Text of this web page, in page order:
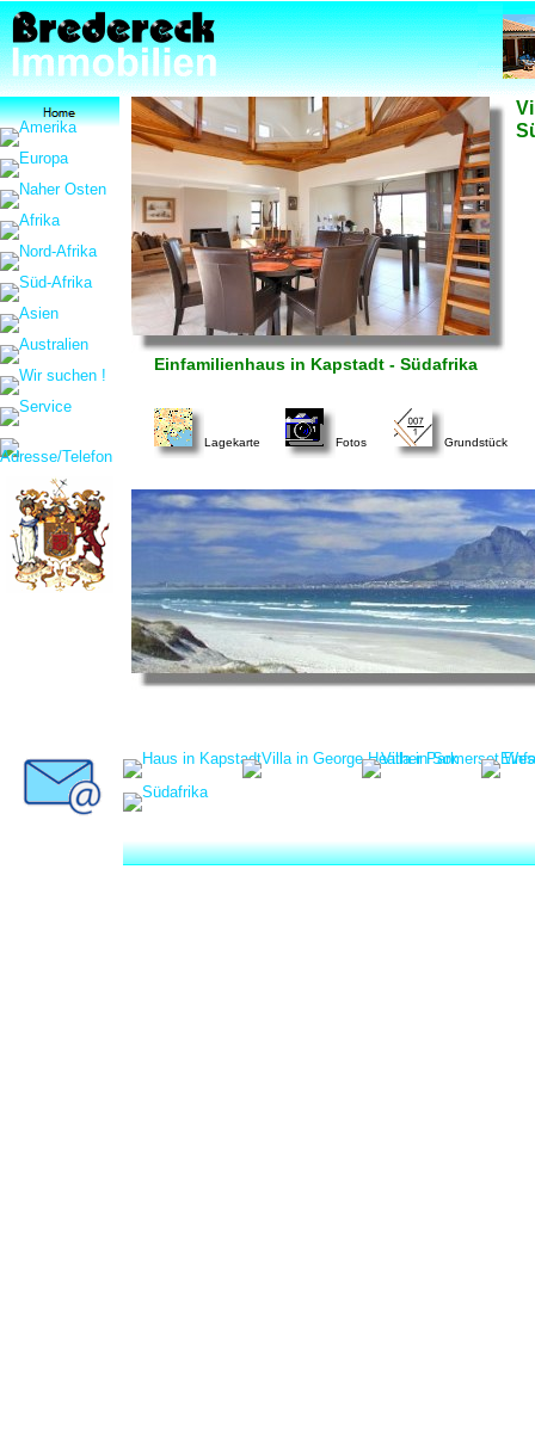
Lagekarte Fotos Grundstück
Einfamilienhaus in Kapstadt - Südafrika